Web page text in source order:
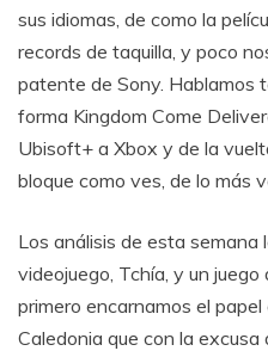
sus idiomas, de como la
records de taquilla, y poco
patente de Sony. Hablamos
forma Kingdom Come
Ubisoft+ a Xbox y de la
bloque como ves, de lo más
Los análisis de esta semana
videojuego, Tchía, y un juego
primero encarnamos el
Caledonia que con la